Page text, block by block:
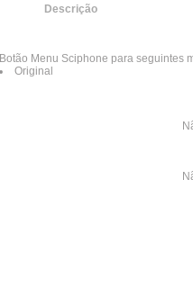
Descrição
Botão Menu Sciphone para seguintes
Original